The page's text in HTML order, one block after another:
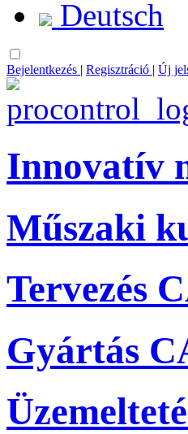
Deutsch
Bejelentkezés | Regisztráció | Új
Innovatív
Műszaki
Tervezés
Gyártás